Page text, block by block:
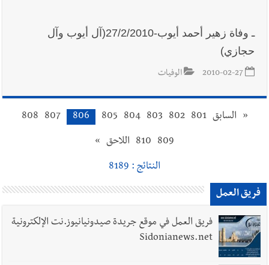
ـ وفاة زهير أحمد أيوب-27/2/2010(آل أيوب وآل
حجازي)
2010-02-27 الوفيات
« السابق 801
802
803
804
805
806
807
808
809
810 اللاحق »
النتائج : 8189
فريق العمل
فريق العمل في موقع جريدة صيدونيانيوز.نت الإلكترونية
Sidonianews.net